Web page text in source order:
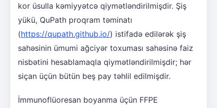
kor üsulla kəmiyyətcə qiymətləndirilmişdir. Şiş
yükü, QuPath proqram təminatı
(https://qupath.github.io/) istifadə edilərək şiş
sahəsinin ümumi ağciyər toxuması sahəsinə faiz
nisbətini hesablamaqla qiymətləndirilmişdir; hər
siçan üçün bütün beş pay təhlil edilmişdir.
İmmunoflüoresan boyanma üçün FFPE